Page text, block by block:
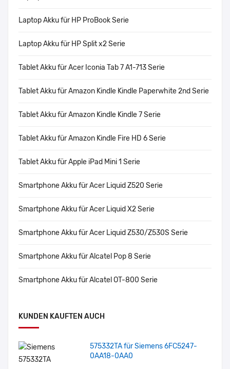
Laptop Akku für HP ProBook Serie
Laptop Akku für HP Split x2 Serie
Tablet Akku für Acer Iconia Tab 7 A1-713 Serie
Tablet Akku für Amazon Kindle Kindle Paperwhite 2nd Serie
Tablet Akku für Amazon Kindle Kindle 7 Serie
Tablet Akku für Amazon Kindle Fire HD 6 Serie
Tablet Akku für Apple iPad Mini 1 Serie
Smartphone Akku für Acer Liquid Z520 Serie
Smartphone Akku für Acer Liquid X2 Serie
Smartphone Akku für Acer Liquid Z530/Z530S Serie
Smartphone Akku für Alcatel Pop 8 Serie
Smartphone Akku für Alcatel OT-800 Serie
KUNDEN KAUFTEN AUCH
575332TA für Siemens 6FC5247-
0AA18-0AA0